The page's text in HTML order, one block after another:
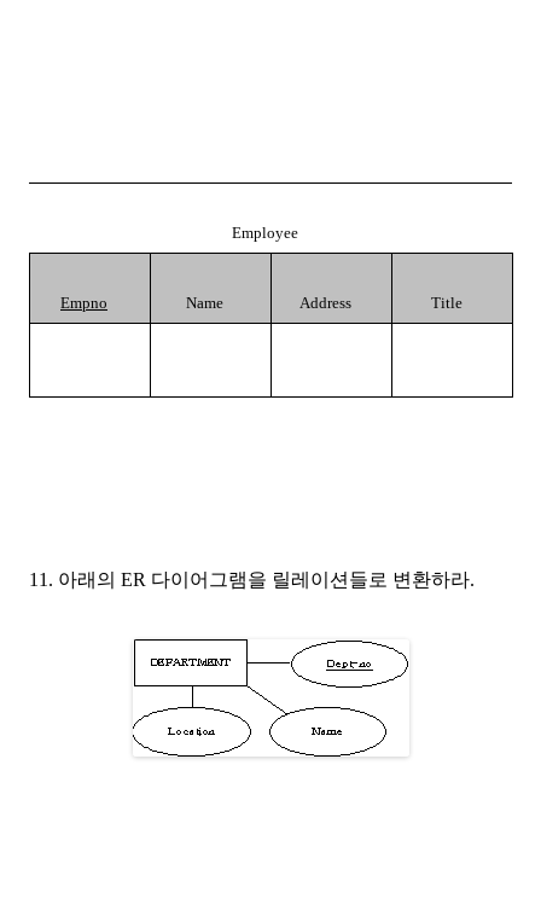
Employee
Empno Name Address Title
11. 아래의 ER 다이어그램을 릴레이션들로 변환하라.